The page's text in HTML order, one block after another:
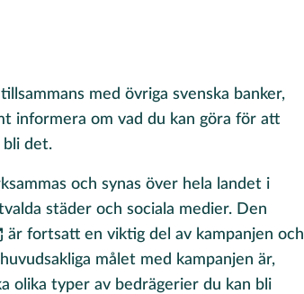
med övriga svenska banker,
informera om vad du kan göra för att
bli det.
och synas över hela landet i
städer och sociala medier. Den
är fortsatt en viktig del av kampanjen och
målet med kampanjen är,
olika typer av bedrägerier du kan bli